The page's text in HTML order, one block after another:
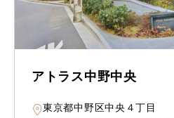
アトラス中野中央
東京都中野区中央４丁目